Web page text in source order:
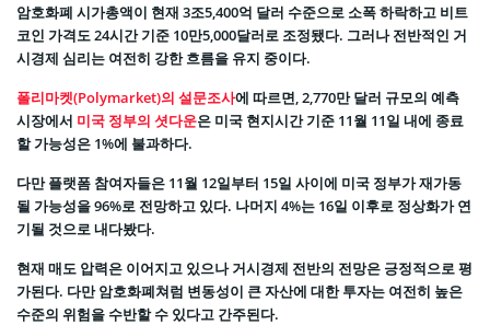
암호화폐 시가총액이 현재 3조5,400억 달러 수준으로 소폭 하락하고 비트
코인 가격도 24시간 기준 10만5,000달러로 조정됐다. 그러나 전반적인 거
시경제 심리는 여전히 강한 흐름을 유지 중이다.
폴리마켓(Polymarket)의 설문조사에 따르면, 2,770만 달러 규모의 예측
시장에서 미국 정부의 셧다운은 미국 현지시간 기준 11월 11일 내에 종료
할 가능성은 1%에 불과하다.
다만 플랫폼 참여자들은 11월 12일부터 15일 사이에 미국 정부가 재가동
될 가능성을 96%로 전망하고 있다. 나머지 4%는 16일 이후로 정상화가 연
기될 것으로 내다봤다.
현재 매도 압력은 이어지고 있으나 거시경제 전반의 전망은 긍정적으로 평
가된다. 다만 암호화폐쳐럼 변동성이 큰 자산에 대한 투자는 여전히 높은
수준의 위험을 수반할 수 있다고 간주된다.